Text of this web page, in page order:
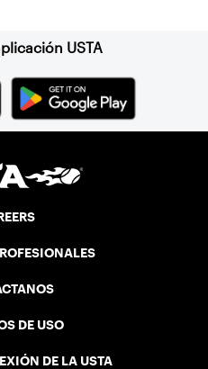
USTA
DE USO
DE LA USTA